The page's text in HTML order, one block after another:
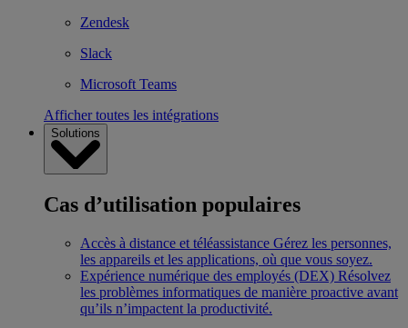
Zendesk
Slack
Microsoft Teams
Afficher toutes les intégrations
Solutions
Cas d’utilisation populaires
Accès à distance et téléassistance Gérez les personnes,
les appareils et les applications, où que vous soyez.
Expérience numérique des employés (DEX) Résolvez
les problèmes informatiques de manière proactive avant
qu’ils n’impactent la productivité.